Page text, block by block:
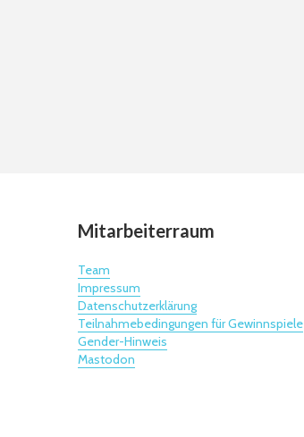
Mitarbeiterraum
Team
Impressum
Datenschutzerklärung
Teilnahmebedingungen für Gewinnspiele
Gender-Hinweis
Mastodon